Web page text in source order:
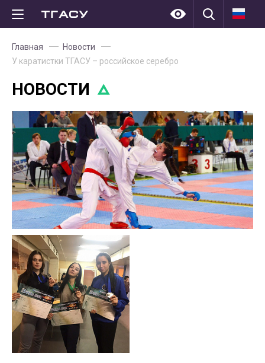
Главная
Новости
У каратистки ТГАСУ – российское серебро
НОВОСТИ